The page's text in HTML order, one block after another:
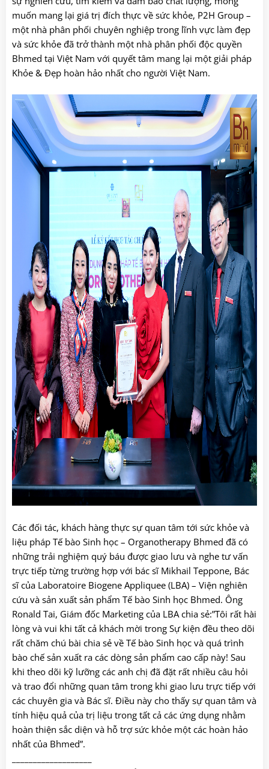
muốn mang lại giá trị đích thực về sức khỏe, P2H Group –
một nhà phân phối chuyên nghiệp trong lĩnh vực làm đẹp
và sức khỏe đã trở thành một nhà phân phối độc quyền
Bhmed tại Việt Nam với quyết tâm mang lại một giải pháp
Khỏe & Đẹp hoàn hảo nhất cho người Việt Nam.
Các đối tác, khách hàng thực sự quan tâm tới sức khỏe và
liệu pháp Tế bào Sinh học – Organotherapy Bhmed đã có
những trải nghiệm quý báu được giao lưu và nghe tư vấn
trực tiếp từng trường hợp với bác sĩ Mikhail Teppone, Bác
sĩ của Laboratoire Biogene Appliquee (LBA) – Viện nghiên
cứu và sản xuất sản phẩm Tế bào Sinh học Bhmed. Ông
Ronald Tai, Giám đốc Marketing của LBA chia sẻ:”Tôi rất hài
lòng và vui khi tất cả khách mời trong Sự kiện đều theo dõi
rất chăm chú bài chia sẻ về Tế bào Sinh học và quá trình
bào chế sản xuất ra các dòng sản phẩm cao cấp này! Sau
khi theo dõi kỹ lưỡng các anh chị đã đặt rất nhiều câu hỏi
và trao đổi những quan tâm trong khi giao lưu trực tiếp với
các chuyên gia và Bác sĩ. Điều này cho thấy sự quan tâm và
tính hiệu quả của trị liệu trong tất cả các ứng dụng nhằm
hoàn thiện sắc diện và hỗ trợ sức khỏe một các hoàn hảo
nhất của Bhmed”.